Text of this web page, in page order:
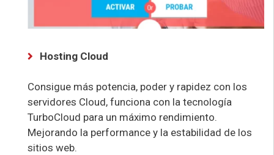
Hosting Cloud
Consigue más potencia, poder y rapidez con los
servidores Cloud, funciona con la tecnología
TurboCloud para un máximo rendimiento.
Mejorando la performance y la estabilidad de los
sitios web.